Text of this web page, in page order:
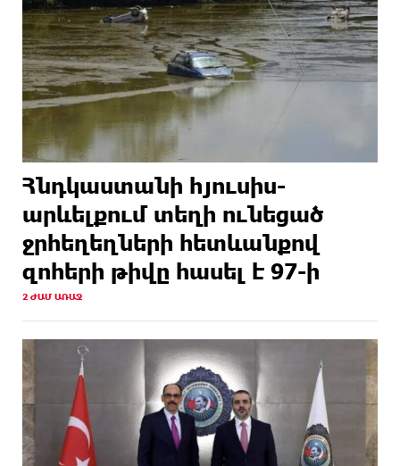
Հնդկաստանի հյուսիս-
արևելքում տեղի ունեցած
ջրհեղեղների հետևանքով
զոհերի թիվը հասել է 97-ի
2 ԺԱՄ ԱՌԱՋ